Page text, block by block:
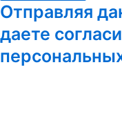
Отправляя
даете